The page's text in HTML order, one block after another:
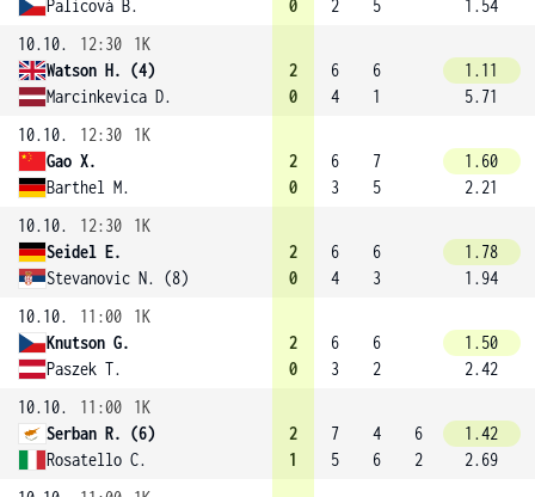
Palicová B. 0 2 5
1.54
10.10.
12:30
1K
Watson H. (4)
Marcinkevica D.
2
0
6
4
6
1
1.11
5.71
10.10.
12:30
1K
Gao X.
Barthel M.
2
0
6
3
7
5
1.60
2.21
10.10.
12:30
1K
Seidel E.
Stevanovic N. (8)
2
0
6
4
6
3
1.78
1.94
10.10.
11:00
1K
Knutson G.
Paszek T.
2
0
6
3
6
2
1.50
2.42
10.10.
11:00
1K
Serban R. (6)
Rosatello C.
2
1
7
5
4
6
6
2
1.42
2.69